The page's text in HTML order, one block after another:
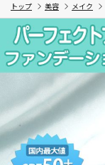
トップ 美容 メイク